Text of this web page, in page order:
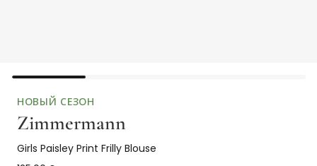
НОВЫЙ СЕЗОН
Zimmermann
Girls Paisley Print Frilly Blouse